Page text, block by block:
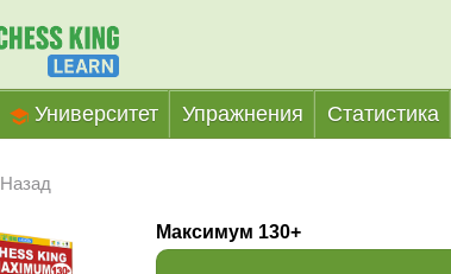
Университет Упражнения Статистика
Назад
Максимум 130+